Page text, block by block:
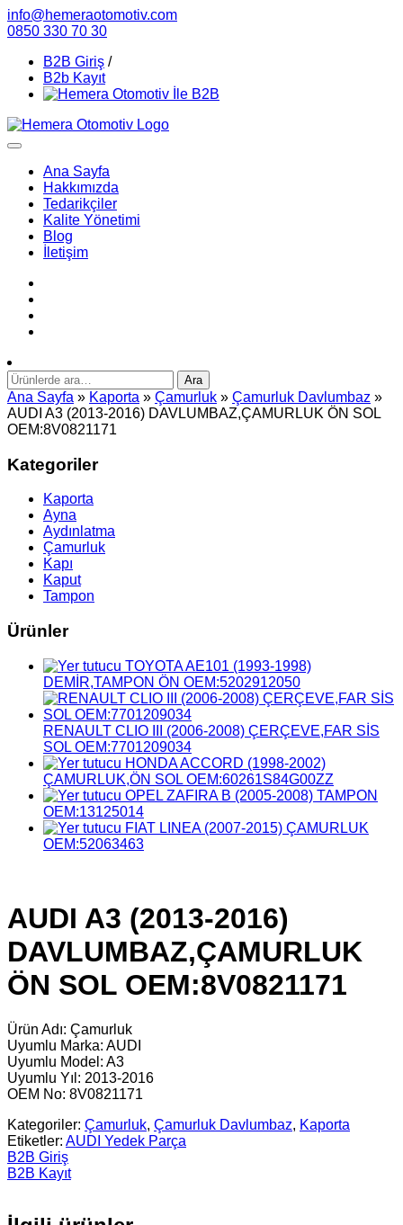
info@hemeraotomotiv.com
0850 330 70 30
B2B Giriş /
B2b Kayıt
Ana Sayfa
Hakkımızda
Tedarikçiler
Kalite Yönetimi
Blog
İletişim
Ara: Ara
Ana Sayfa » Kaporta » Çamurluk » Çamurluk Davlumbaz »
AUDI A3 (2013-2016) DAVLUMBAZ,ÇAMURLUK ÖN SOL
OEM:8V0821171
Kategoriler
Kaporta
Ayna
Aydınlatma
Çamurluk
Kapı
Kaput
Tampon
Ürünler
TOYOTA AE101 (1993-1998)
DEMİR,TAMPON ÖN OEM:5202912050
RENAULT CLIO III (2006-2008) ÇERÇEVE,FAR SİS
SOL OEM:7701209034
HONDA ACCORD (1998-2002)
ÇAMURLUK,ÖN SOL OEM:60261S84G00ZZ
OPEL ZAFIRA B (2005-2008) TAMPON
OEM:13125014
FIAT LINEA (2007-2015) ÇAMURLUK
OEM:52063463
AUDI A3 (2013-2016)
DAVLUMBAZ,ÇAMURLUK
ÖN SOL OEM:8V0821171
Ürün Adı: Çamurluk
Uyumlu Marka: AUDI
Uyumlu Model: A3
Uyumlu Yıl: 2013-2016
OEM No: 8V0821171
Kategoriler: Çamurluk, Çamurluk Davlumbaz, Kaporta
Etiketler: AUDI Yedek Parça
B2B Giriş
B2B Kayıt